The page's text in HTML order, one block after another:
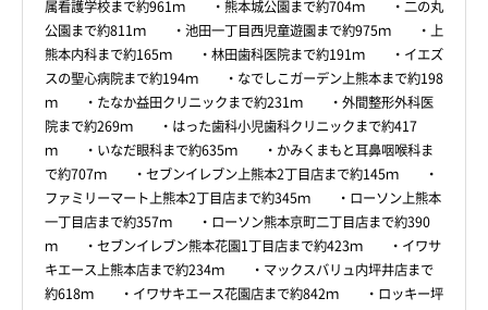
属看護学校まで約961ｍ ・熊本城公園まで約704ｍ ・二の丸
公園まで約811ｍ ・池田一丁目西児童遊園まで約975ｍ ・上
熊本内科まで約165ｍ ・林田歯科医院まで約191ｍ ・イエズ
スの聖心病院まで約194ｍ ・なでしこガーデン上熊本まで約198
ｍ ・たなか益田クリニックまで約231ｍ ・外間整形外科医
院まで約269ｍ ・はった歯科小児歯科クリニックまで約417
ｍ ・いなだ眼科まで約635ｍ ・かみくまもと耳鼻咽喉科ま
で約707ｍ ・セブンイレブン上熊本2丁目店まで約145ｍ ・
ファミリーマート上熊本2丁目店まで約345ｍ ・ローソン上熊本
一丁目店まで約357ｍ ・ローソン熊本京町二丁目店まで約390
ｍ ・セブンイレブン熊本花園1丁目店まで約423ｍ ・イワサ
キエース上熊本店まで約234ｍ ・マックスバリュ内坪井店まで
約618ｍ ・イワサキエース花園店まで約842ｍ ・ロッキー坪